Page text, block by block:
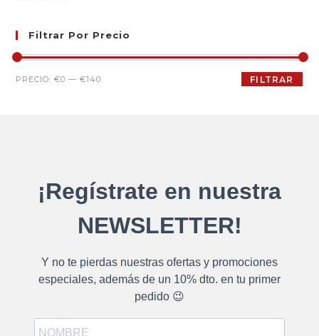
Filtrar Por Precio
FILTRAR
PRECIO:€0 —€140
¡Regístrate en nuestra
NEWSLETTER!
Y no te pierdas nuestras ofertas y promociones
especiales, además de un 10% dto. en tu primer
pedido 😉